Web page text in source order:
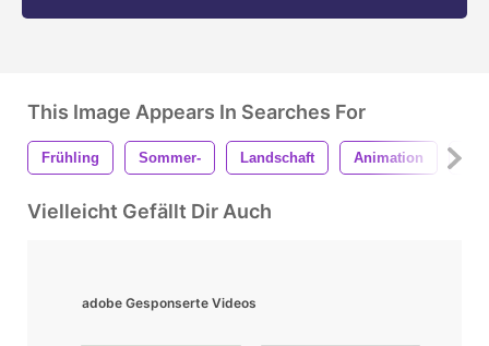
This Image Appears In Searches For
Frühling Sommer- Landschaft Animation
Vielleicht Gefällt Dir Auch
adobe Gesponserte Videos